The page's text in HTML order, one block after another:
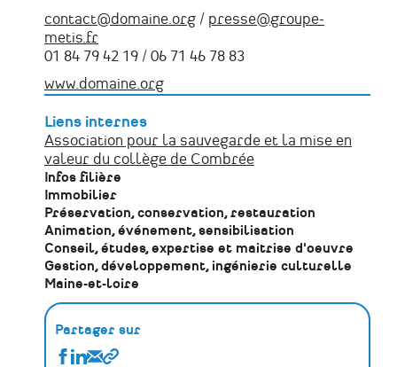
contact@domaine.org / presse@groupe-
metis.fr
01 84 79 42 19 / 06 71 46 78 83
www.domaine.org
Liens internes
Association pour la sauvegarde et la mise en
valeur du collège de Combrée
Infos filière
Immobilier
Préservation, conservation, restauration
Animation, événement, sensibilisation
Conseil, études, expertise et maitrise d'oeuvre
Gestion, développement, ingénierie culturelle
Maine-et-loire
Partager sur
Partager
Partager
Partager